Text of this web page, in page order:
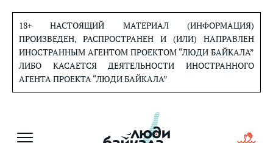
содержанию
18+ НАСТОЯЩИЙ МАТЕРИАЛ (ИНФОРМАЦИЯ)
ПРОИЗВЕДЕН, РАСПРОСТРАНЕН И (ИЛИ) НАПРАВЛЕН
ИНОСТРАННЫМ АГЕНТОМ ПРОЕКТОМ “ЛЮДИ БАЙКАЛА”
ЛИБО КАСАЕТСЯ ДЕЯТЕЛЬНОСТИ ИНОСТРАННОГО
АГЕНТА ПРОЕКТА “ЛЮДИ БАЙКАЛА”